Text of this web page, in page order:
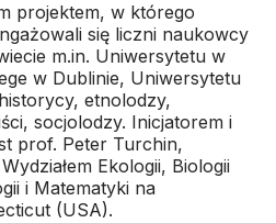
projektem, w którego
się liczni naukowcy
m.in. Uniwersytetu w
w Dublinie, Uniwersytetu
etnolodzy,
socjolodzy. Inicjatorem i
prof. Peter Turchin,
Ekologii, Biologii
i Matematyki na
(USA).